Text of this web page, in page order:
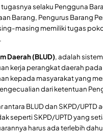
selaku Pengguna
Barang, Pengurus Barang
masing memiliki tugas
Daerah (BLUD), adalah
kerja perangkat daerah
kepada masyarakat yang
dari ketentuan
antara BLUD dan SKPD/
seperti SKPD/UPTD yang
harus ada terlebih